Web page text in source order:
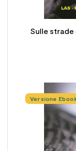
Sulle strade
sociale
Versione